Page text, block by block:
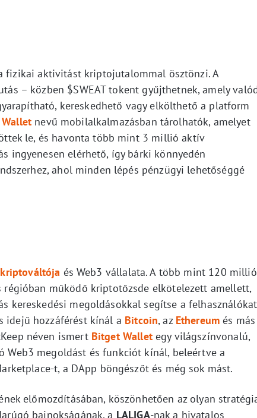
fizikai aktivitást kriptojutalommal ösztönzi. A
– közben $SWEAT tokent gyűjthetnek, amely
kereskedhető vagy elkölthető a platform
Wallet nevű mobilalkalmazásban tárolhatók, amelyet
le, és havonta több mint 3 millió aktív
ingyenesen elérhető, így bárki könnyedén
ahol minden lépés pénzügyi lehetőséggé
kriptováltója és Web3 vállalata. A több mint 120 millió
működő kriptotőzsde elkötelezett amellett,
kereskedési megoldásokkal segítse a felhasználókat
idejű hozzáférést kínál a Bitcoin, az Ethereum és más
néven ismert Bitget Walletegy világszínvonalú,
Web3 megoldást és funkciót kínál, beleértve a
t, a DApp böngészőt és még sok mást.
előmozdításában, köszönhetően az olyan
bajnokságának, a LALIGA-nak a hivatalos